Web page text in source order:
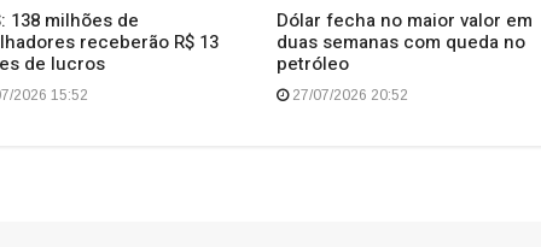
138 milhões de
receberão R$ 13
de lucros
2026 15:52
Dólar fecha no maior valor em
duas semanas com queda no
petróleo
27/07/2026 20:52